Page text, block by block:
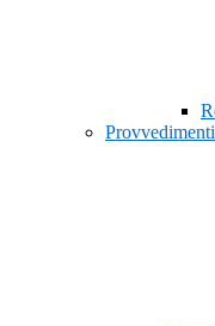
Provvedimenti